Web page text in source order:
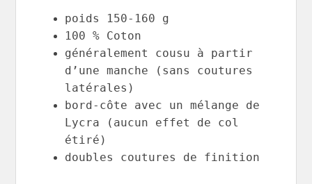
poids 150-160 g
100 % Coton
généralement cousu à partir
d’une manche (sans coutures
latérales)
bord-côte avec un mélange de
Lycra (aucun effet de col
étiré)
doubles coutures de finition